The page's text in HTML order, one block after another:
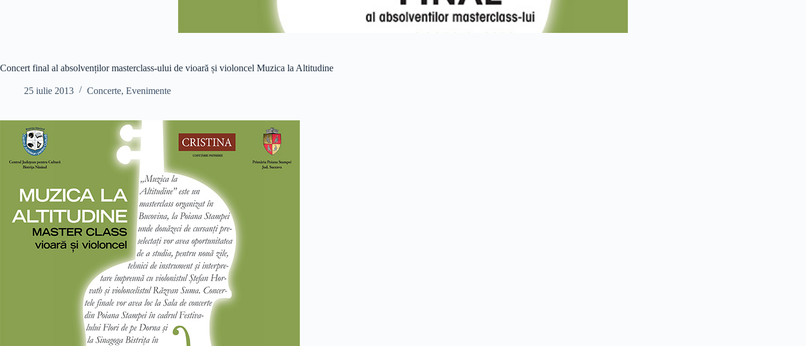
Concert final al absolvenților masterclass-ului de vioară și violoncel Muzica la Altitudine
25 iulie 2013 Concerte, Evenimente